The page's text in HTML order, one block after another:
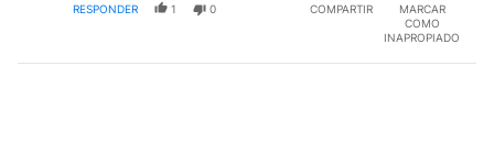
RESPONDER 1 0 COMPARTIR
MARCAR
COMO
INAPROPIADO